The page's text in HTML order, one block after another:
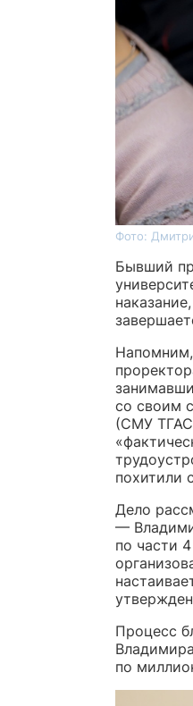
Фото:
Бывший
со своим
(СМУ
похитили
Дело
—
по части
Процесс
по